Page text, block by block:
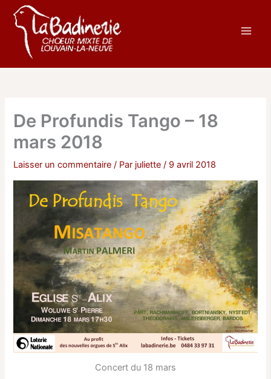
contenu
De Profundis Tango – 18
mars 2018
Laisser un commentaire / Par juliette/ 9 avril 2018
Concert du 18 mars